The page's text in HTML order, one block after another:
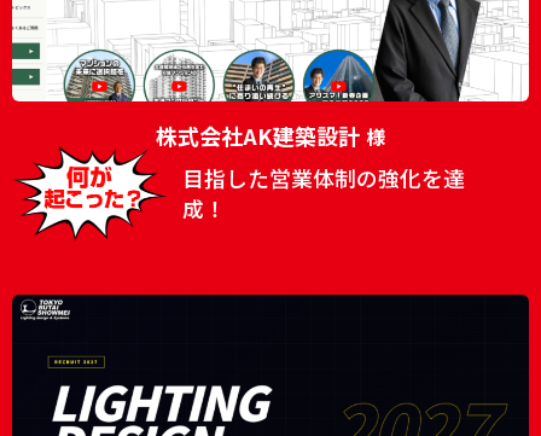
株式会社AK建築設計 様
目指した営業体制の強化を達
成！